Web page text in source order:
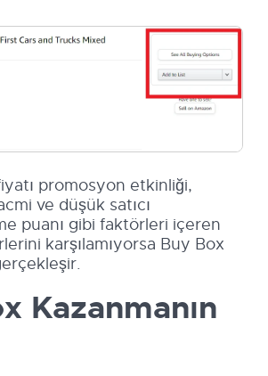
promosyon etkinliği,
ve düşük satıcı
puanı gibi faktörleri içeren
karşılamıyorsa Buy Box
Kazanmanın